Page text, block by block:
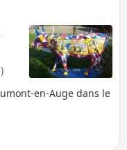
en-Auge dans le